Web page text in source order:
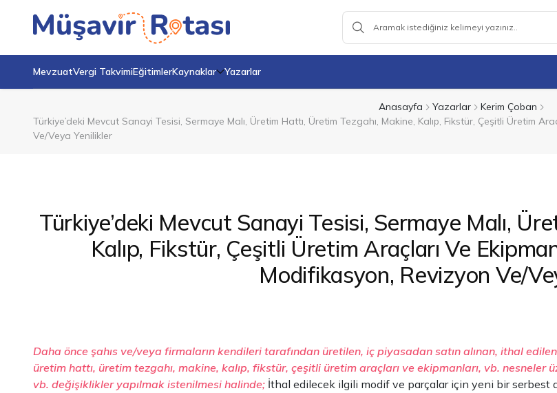
MevzuatVergi TakvimiEğitimlerKaynaklar Yazarlar
Anasayfa Yazarlar
Kerim Çoban
Türkiye’deki Mevcut Sanayi Tesisi, Sermaye Malı, Üretim Hattı, Üretim Tezgahı, Makine, Kalıp, Fikstür, Çeşitli Üretim
Ve/Veya Yenilikler
Türkiye’deki Mevcut Sanayi Tesisi, Sermaye Malı,
Kalıp, Fikstür, Çeşitli Üretim Araçları Ve
Modifikasyon, Revizyon Ve/
Daha önce şahıs ve/veya firmaların kendileri tarafından üretilen, iç piyasadan satın alınan, ithal
üretim hattı, üretim tezgahı, makine, kalıp, fikstür, çeşitli üretim araçları ve ekipmanları, vb.
vb. değişiklikler yapılmak istenilmesi halinde; İthal edilecek ilgili modif ve parçalar için yeni bir serbest